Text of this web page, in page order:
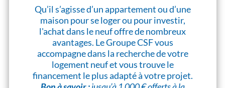
Qu’il s’agisse d’un appartement ou d’une
maison pour se loger ou pour investir,
l'achat dans le neuf offre de nombreux
avantages. Le Groupe CSF vous
accompagne dans la recherche de votre
logement neuf et vous trouve le
financement le plus adapté à votre projet.